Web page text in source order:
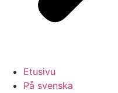
Etusivu
På svenska